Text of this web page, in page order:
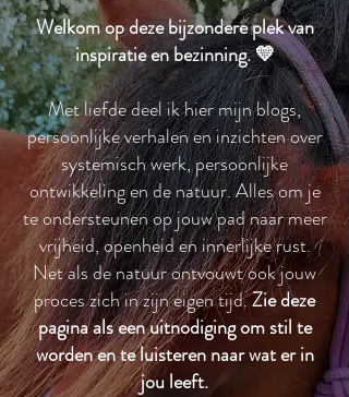
Welkom op deze bijzondere plek van
inspiratie en bezinning. 💛
Met liefde deel ik hier mijn blogs,
persoonlijke verhalen en inzichten over
systemisch werk, persoonlijke
ontwikkeling en de natuur. Alles om je
te ondersteunen op jouw pad naar meer
vrijheid, openheid en innerlijke rust.
Net als de natuur ontvouwt ook jouw
proces zich in zijn eigen tijd.Zie deze
pagina als een uitnodiging om stil te
worden en te luisteren naar wat er in
jou leeft.